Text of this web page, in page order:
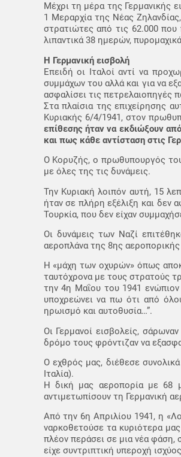
Μέχρι τη μέρα της Γερμανικής
1 Μεραρχία της Νέας
στρατιώτες από τις 62.000
λιπαντικά 38 ημερών,
Η Γερμανική εισβολή
Επειδή οι Ιταλοί αντί να
συμμάχων του αλλά και για να
ασφαλίσει τις πετρελαιοπηγές
Στα πλαίσια της επιχείρησης
Κυριακής 6/4/1941, στον
επίθεσης ήταν να εκδιώξουν
και πως κάθε αντίσταση στις
Ο Κορυζής, ο πρωθυπουργός
με όλες της τις δυνάμεις.
Την Κυριακή λοιπόν αυτή, 15
ήταν σε πλήρη εξέλιξη και δεν
Τουρκία, που δεν είχαν
Οι δυνάμεις των Ναζί
αεροπλάνα της 8ης
Η «μάχη των οχυρών» όπως
ταυτόχρονα με τους στρατούς
την 4η Μαΐου του 1941 ενώπιον
υποχρεώνει να πω ότι από
ηρωισμό και αυτοθυσία…”.
Οι Γερμανοί εισβολείς,
δρόμο τους φρόντιζαν να
Ο εχθρός μας, διέθεσε
Ιταλία).
Η δική μας αεροπορία με 68
αντιμετωπίσουν τη Γερμανική
Από την 6η Απριλίου 1941, η
ναρκοθετούσε τα κυριότερα
πλέον περάσει σε μια νέα φάση,
είχε συντριπτική υπεροχή